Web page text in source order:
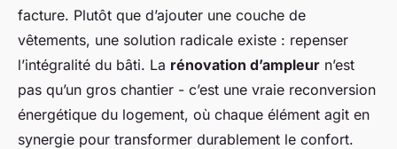
facture. Plutôt que d’ajouter une couche de
vêtements, une solution radicale existe : repenser
l’intégralité du bâti. La rénovation d’ampleur n’est
pas qu’un gros chantier - c’est une vraie reconversion
énergétique du logement, où chaque élément agit en
synergie pour transformer durablement le confort.